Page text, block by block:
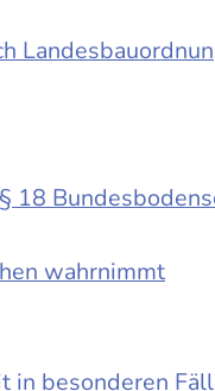
18
wahrnimmt
in besonderen